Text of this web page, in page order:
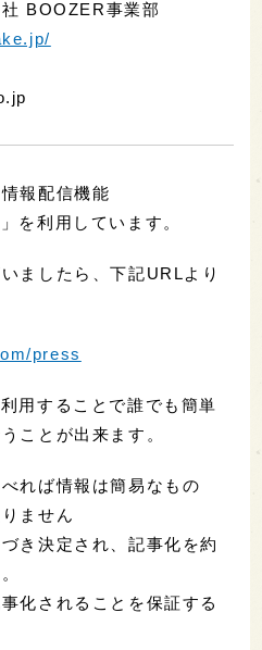
BOOZER事業部
報配信機能
を利用しています。
ましたら、下記URLより
press
用することで誰でも簡単
ことが出来ます。
れば情報は簡易なもの
ません
き決定され、記事化を約
化されることを保証する